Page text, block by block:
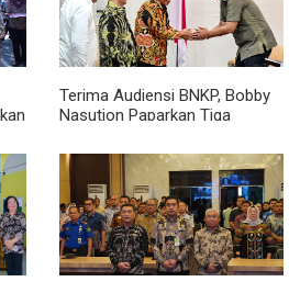
Terima Audiensi BNKP, Bobby
Nasution Paparkan Tiga
Kepulauan Nias